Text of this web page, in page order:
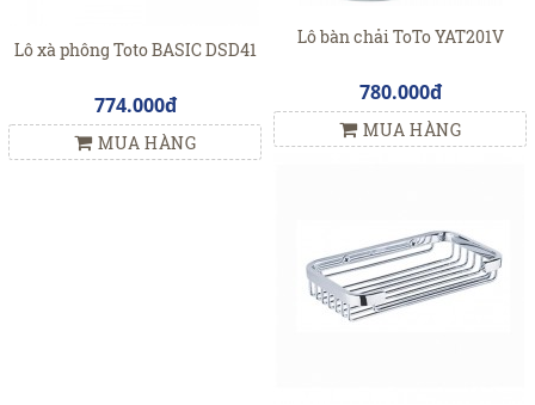
Lô xà phông Toto BASIC DSD41
774.000đ
MUA HÀNG
Lô bàn chải ToTo YAT201V
780.000đ
MUA HÀNG